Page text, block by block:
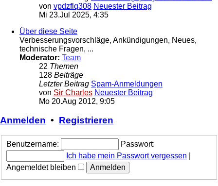
von vpdzflq308 Neuester Beitrag
Mi 23.Jul 2025, 4:35
Über diese Seite
Verbesserungsvorschläge, Ankündigungen, Neues,
technische Fragen, ...
Moderator: Team
22 Themen
128 Beiträge
Letzter Beitrag Spam-Anmeldungen
von Sir Charles Neuester Beitrag
Mo 20.Aug 2012, 9:05
Anmelden • Registrieren
Benutzername:
Passwort:
Ich habe mein Passwort vergessen
Angemeldet bleiben